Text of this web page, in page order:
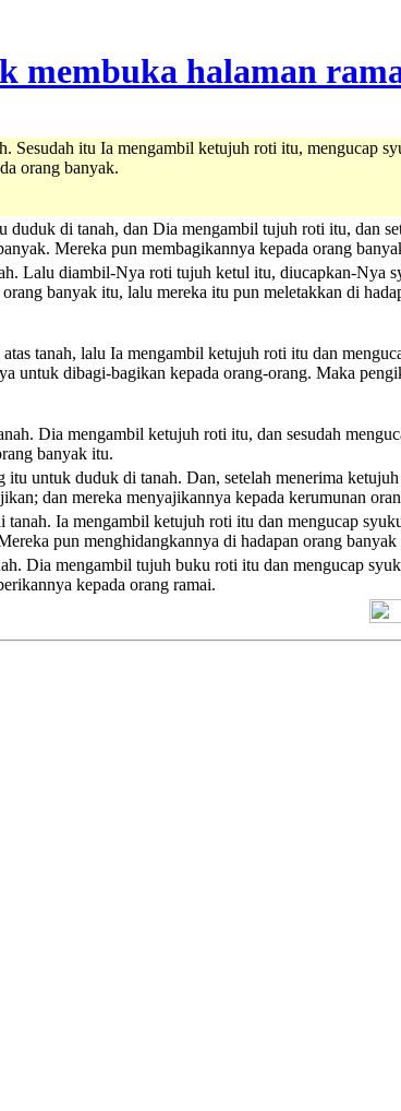
Sesudah itu Ia mengambil ketujuh roti itu, mengucap
orang banyak.
duduk di tanah, dan Dia mengambil tujuh roti itu, dan
Mereka pun membagikannya kepada orang
Lalu diambil-Nya roti tujuh ketul itu, diucapkan-Nya
banyak itu, lalu mereka itu pun meletakkan di
tanah, lalu Ia mengambil ketujuh roti itu dan
untuk dibagi-bagikan kepada orang-orang. Maka
Dia mengambil ketujuh roti itu, dan sesudah
banyak itu.
untuk duduk di tanah. Dan, setelah menerima
dan mereka menyajikannya kepada kerumunan
Ia mengambil ketujuh roti itu dan mengucap
pun menghidangkannya di hadapan orang banyak
Dia mengambil tujuh buku roti itu dan mengucap
kepada orang ramai.